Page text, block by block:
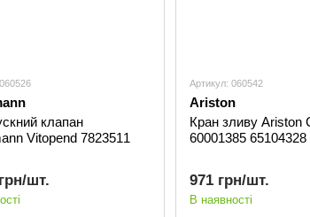
клапан
Vitopend 7823511
шт.
Артикул: 060542
Ariston
Кран зливу Ariston
60001385 65104328
971 грн/шт.
В наявності